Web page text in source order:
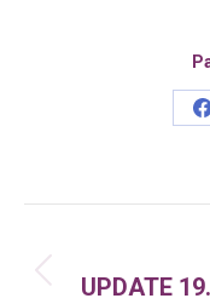
UPDATE